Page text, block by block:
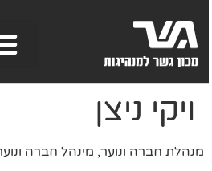
ויקי ניצן
מנהלת חברה ונוער, מינהל חברה